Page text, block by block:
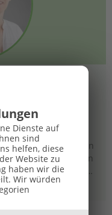
Dienste auf
sind
helfen, diese
Website zu
haben wir die
Wir würden
mit der Natur und
Jahren habe ich mein
weiter vertieft und bin
eingetaucht. Beim
der Natur habe ich
wie und wo ich
kann.